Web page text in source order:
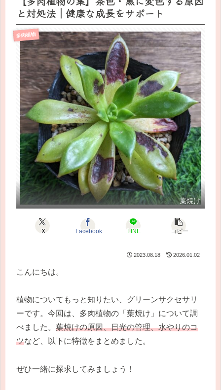
と対処法｜健康な成長をサポート
多肉植物
葉焼け
X Facebook LINE コピー
2023.08.18 2026.01.02
こんにちは。
植物についてもっと知りたい、グリーンサクセサリ
ーです。今回は、多肉植物の「葉焼け」について調
べました。 葉焼けの原因、日光の管理、水やりのコ
ツなど、以下に特徴をまとめました。
ぜひ一緒に探求してみましょう！